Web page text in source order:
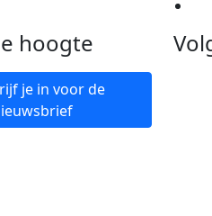
hoogte
je in voor de